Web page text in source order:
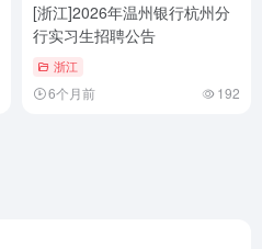
[浙江]2026年温州银行杭州分
行实习生招聘公告
浙江
6个月前 192